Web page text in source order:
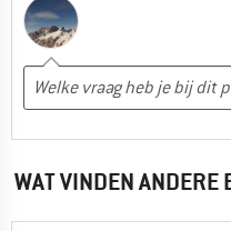
WAT VINDEN ANDERE